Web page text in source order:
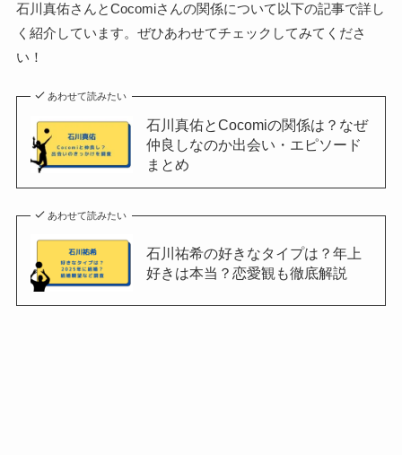
石川真佑さんとCocomiさんの関係について以下の記事で詳し
く紹介しています。ぜひあわせてチェックしてみてくださ
い！
あわせて読みたい
石川真佑とCocomiの関係は？なぜ
仲良しなのか出会い・エピソード
まとめ
あわせて読みたい
石川祐希の好きなタイプは？年上
好きは本当？恋愛観も徹底解説